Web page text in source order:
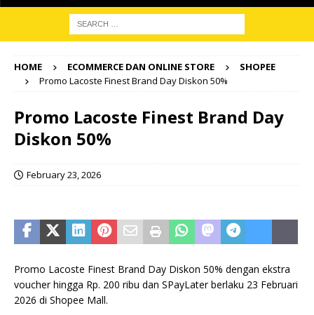
HOME ECOMMERCE DAN ONLINE STORE
SHOPEE
Promo Lacoste Finest Brand Day Diskon 50%
Promo Lacoste Finest Brand Day
Diskon 50%
February 23, 2026
Promo Lacoste Finest Brand Day Diskon 50% dengan ekstra
voucher hingga Rp. 200 ribu dan SPayLater berlaku 23 Februari
2026 di Shopee Mall.